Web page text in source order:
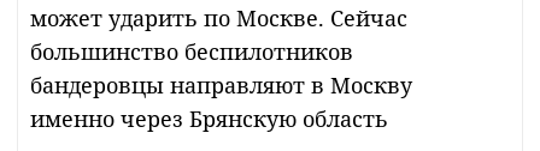
может ударить по Москве. Сейчас
большинство беспилотников
бандеровцы направляют в Москву
именно через Брянскую область